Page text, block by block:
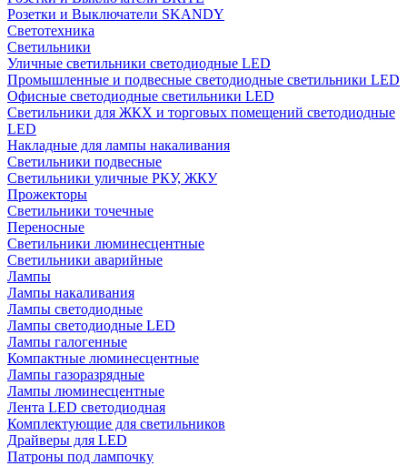
Розетки и Выключатели SKANDY
Светотехника
Светильники
Уличные светильники светодиодные LED
Промышленные и подвесные светодиодные светильники LED
Офисные светодиодные светильники LED
Светильники для ЖКХ и торговых помещений светодиодные
LED
Накладные для лампы накаливания
Светильники подвесные
Светильники уличные РКУ, ЖКУ
Прожекторы
Cветильники точечные
Переносные
Светильники люминесцентные
Светильники аварийные
Лампы
Лампы накаливания
Лампы светодиодные
Лампы светодиодные LED
Лампы галогенные
Компактные люминесцентные
Лампы газоразрядные
Лампы люминесцентные
Лента LED светодиодная
Комплектующие для светильников
Драйверы для LED
Патроны под лампочку